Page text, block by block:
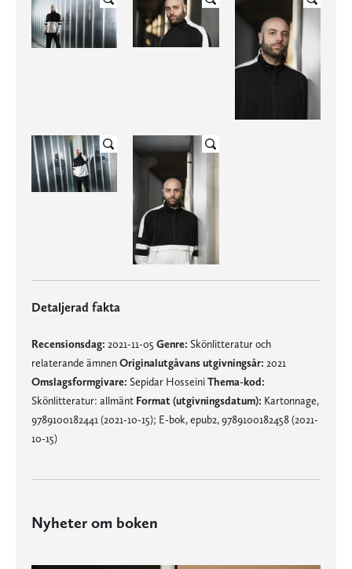
Detaljerad fakta
Recensionsdag: 2021-11-05 Genre: Skönlitteratur och
relaterande ämnenOriginalutgåvans utgivningsår: 2021
Omslagsformgivare: Sepidar HosseiniThema-kod:
Skönlitteratur: allmänt Format (utgivningsdatum): Kartonnage,
9789100182441 (2021-10-15); E-bok, epub2, 9789100182458 (2021-
10-15)
Nyheter om boken